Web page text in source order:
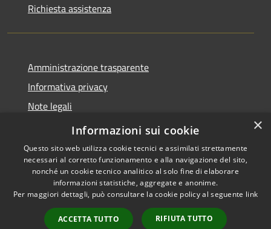
Richiesta assistenza
Amministrazione trasparente
Informativa privacy
Note legali
Dichiarazione di accessibilità
Accessibilità
Copyright © 2026 • Comune di
Cervia • Powered by
Municipium•
Accesso
×
Informazioni sui cookie
Questo sito web utilizza cookie tecnici e assimilati strettamente
necessari al corretto funzionamento e alla navigazione del sito,
nonché un cookie tecnico analitico al solo fine di elaborare
informazioni statistiche, aggregate e anonime.
Per maggiori dettagli, può consultare la cookie policy al seguente link
ACCETTA TUTTO RIFIUTA TUTTO